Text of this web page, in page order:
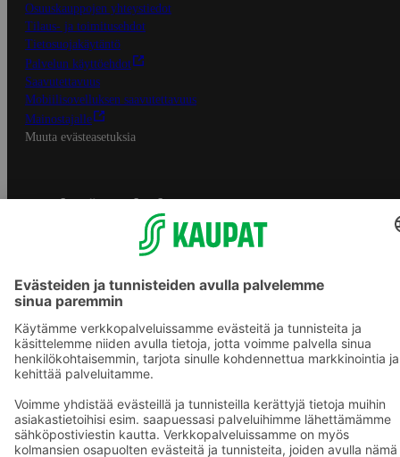
Osuuskauppojen yhteystiedot
Tilaus- ja toimitusehdot
Tietosuojakäytäntö
Palvelun käyttöehdot
Saavutettavuus
Mobiilisovelluksen saavutettavuus
Mainostajalle
Muuta evästeasetuksia
S-ryhmän palvelut
Asiakasomistajuus
Yhteishyvä Ruoka -sovellus
Prisma.fi
Sokos.fi
S-Pankki
Sokos Hotels
Raflaamo